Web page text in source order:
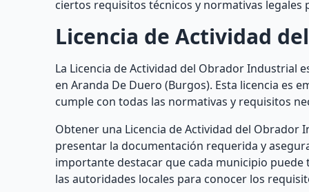
ciertos requisitos técnicos y normativas
Licencia de Actividad
La Licencia de Actividad del Obrador
en Aranda De Duero (Burgos). Esta licencia es
cumple con todas las normativas y requisitos
Obtener una Licencia de Actividad del
presentar la documentación requerida y
importante destacar que cada municipio
las autoridades locales para conocer los